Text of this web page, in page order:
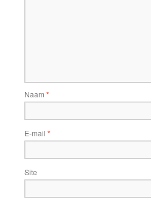
Naam *
E-mail *
Site